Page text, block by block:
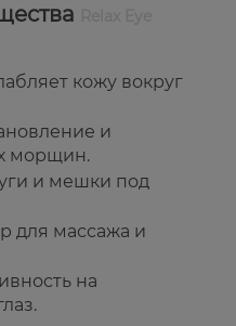
кожу вокруг
и
морщин.
и мешки под
для массажа и
на